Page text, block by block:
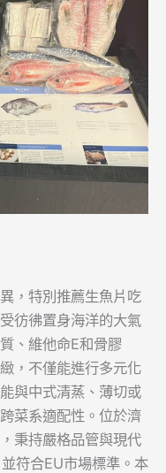
，特別推薦生魚片吃
彷彿置身海洋的大氣
、維他命E和骨膠
，不僅能進行多元化
與中式清蒸、薄切或
菜系適配性。位於濟
秉持嚴格品管與現代
符合EU市場標準。本